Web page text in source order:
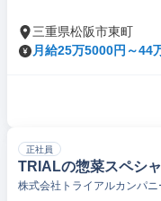
三重県松阪市東町
月給25万5000円～44
正社員
TRIALの惣菜スペシ
株式会社トライアルカンパニ